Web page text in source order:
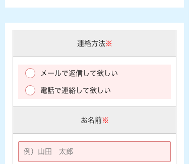
連絡方法※
メールで返信して欲しい
電話で連絡して欲しい
お名前※